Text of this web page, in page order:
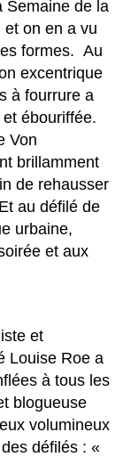
Semaine de la
et on en a vu
formes. Au
excentrique
à fourrure a
ébouriffée.
Von
brillamment
de rehausser
au défilé de
urbaine,
et aux
et
Louise Roe a
à tous les
blogueuse
volumineux
défilés : «